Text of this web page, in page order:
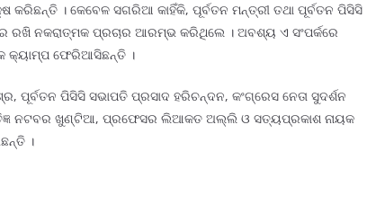
। କେବେଳ ସଗରିଆ କାହିଁକି, ପୂର୍ବତନ ମନ୍ତ୍ରୀ ତଥା ପୂର୍ବତନ ପିସିସି
ରଖି ନକରାତ୍ମକ ପ୍ରଚାର ଆରମ୍ଭ କରିଥିଲେ । ଅବଶ୍ୟ ଏ ସଂପର୍କରେ
କ୍ୟାମ୍ପ ଫେରିଆସିଛନ୍ତି ।
ପୂର୍ବତନ ପିସିସି ସଭାପତି ପ୍ରସାଦ ହରିଚନ୍ଦନ, କଂଗ୍ରେସ ନେତା ସୁଦର୍ଶନ
ନଟବର ଖୁଣ୍ଟିଆ, ପ୍ରଫେସର ଲିଆକତ ଅଲ୍ଲି ଓ ସତ୍ୟପ୍ରକାଶ ନାୟକ
।